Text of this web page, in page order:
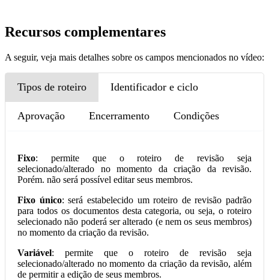
Recursos complementares
A seguir, veja mais detalhes sobre os campos mencionados no vídeo:
Tipos de roteiro Identificador e ciclo
Aprovação Encerramento Condições
Fixo: permite que o roteiro de revisão seja
selecionado/alterado no momento da criação da revisão.
Porém. não será possível editar seus membros.
Fixo único: será estabelecido um roteiro de revisão padrão
para todos os documentos desta categoria, ou seja, o roteiro
selecionado não poderá ser alterado (e nem os seus membros)
no momento da criação da revisão.
Variável: permite que o roteiro de revisão seja
selecionado/alterado no momento da criação da revisão, além
de permitir a edição de seus membros.